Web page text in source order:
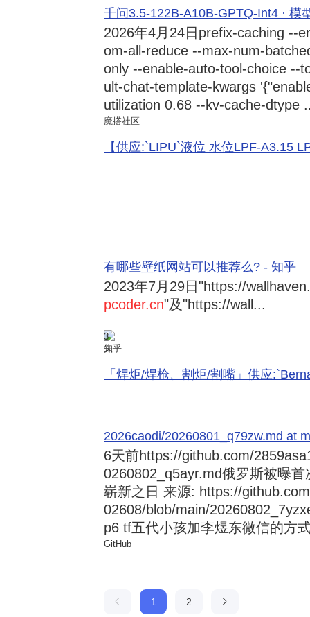
千问3.5-122B-A10B-GPTQ-Int4 · 模
2026年4月24日 prefix-caching --
om-all-reduce --max-num-
only --enable-auto-tool-choice --
ult-chat-template-kwargs
utilization 0.68 --kv-cache-dtype
魔搭社区
【供应:`LIPU`液位 水位LPF-A3.15
有哪些壁纸网站可以推荐么? - 知乎
2023年7月29日 "https://
pcoder.cn"及"https://wall...
3
知乎
「焊炬/焊枪、割炬/割嘴」供应
2026caodi/20260801_q79zw.md at
6天前https://github.com/
0260802_q5ayr.md俄罗斯被曝
崭新之日 来源: https://
02608/blob/main/
p6 tf五代小孩加李煜东微信的方
GitHub
1 2